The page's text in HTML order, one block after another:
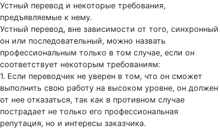
Устный перевод и некоторые требования,
предъявляемые к нему.
Устный перевод, вне зависимости от того, синхронный
он или последовательный, можно назвать
профессиональным только в том случае, если он
соответствует некоторым требованиям:
1. Если переводчик не уверен в том, что он сможет
выполнить свою работу на высоком уровне, он должен
от нее отказаться, так как в противном случае
пострадает не только его профессиональная
репутация, но и интересы заказчика.